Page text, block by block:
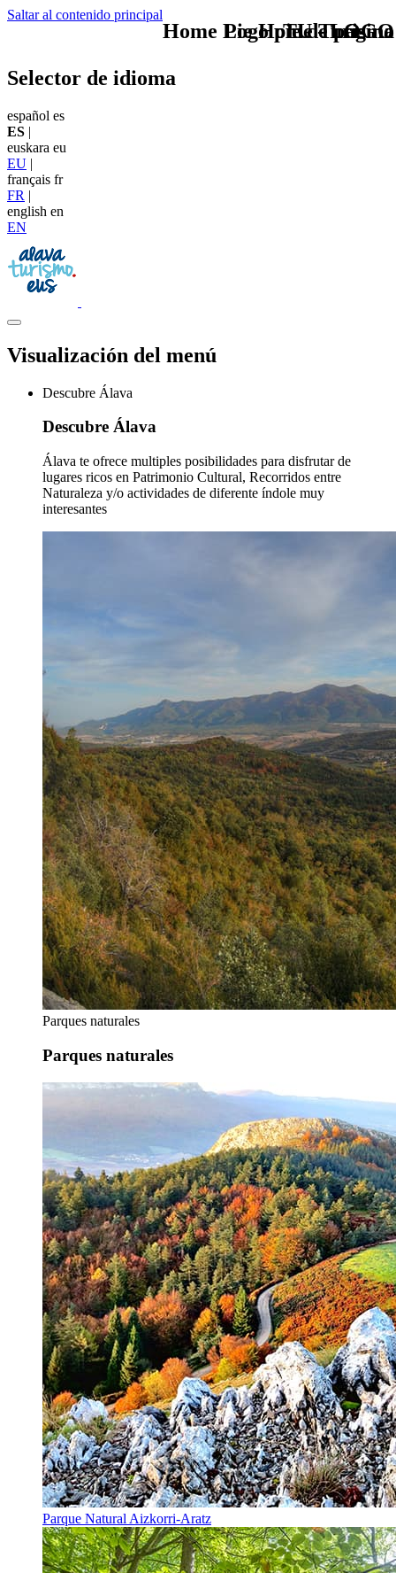
Saltar al contenido principal
TU - LOGO
Selector de idioma
español es
ES |
euskara eu
EU |
français fr
FR |
english en
EN
Visualización del menú
Descubre Álava
Descubre Álava
Álava te ofrece multiples posibilidades para disfrutar de
lugares ricos en Patrimonio Cultural, Recorridos entre
Naturaleza y/o actividades de diferente índole muy
interesantes
Parques naturales
Parques naturales
Parque Natural Aizkorri-Aratz
Home Logo pie de página
Pie Home Turismo